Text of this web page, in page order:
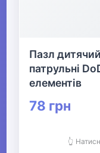
Пазл
патрульні
елементів
78 грн
👆